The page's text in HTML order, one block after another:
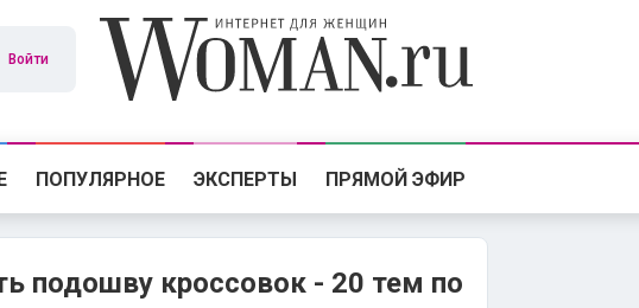
Войти
ПОПУЛЯРНОЕ ЭКСПЕРТЫ ПРЯМОЙ ЭФИР
подошву кроссовок - 20 тем по